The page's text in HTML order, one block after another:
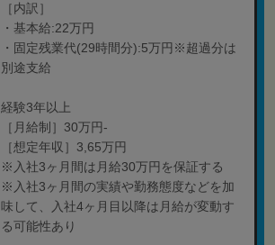
［内訳］
・基本給:22万円
・固定残業代(29時間分):5万円※超過分は
別途支給
経験3年以上
［月給制］30万円-
［想定年収］3,65万円
※入社3ヶ月間は月給30万円を保証する
※入社3ヶ月間の実績や勤務態度などを加
味して、入社4ヶ月目以降は月給が変動す
る可能性あり